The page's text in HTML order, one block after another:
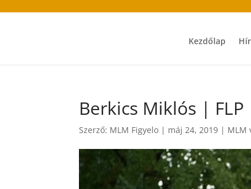
Kezdőlap
Berkics Miklós | FLP
Szerző: MLM Figyelo | máj 24, 2019 | MLM